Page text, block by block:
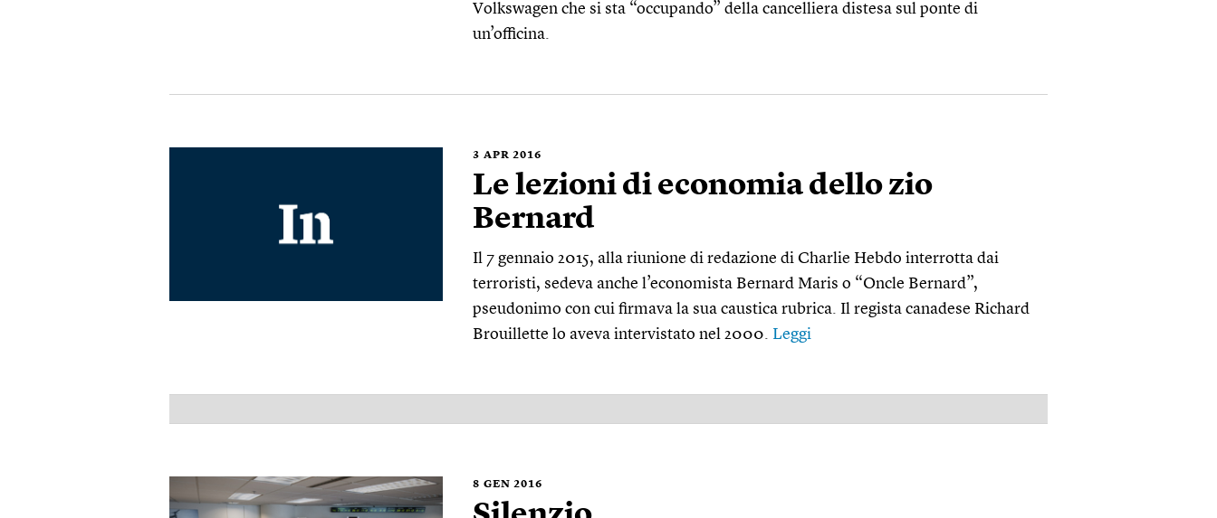
Volkswagen che si sta “occupando” della cancelliera distesa sul ponte di
un’officina.
3 APR 2016
Le lezioni di economia dello zio
Bernard
Il 7 gennaio 2015, alla riunione di redazione di Charlie Hebdo interrotta dai
terroristi, sedeva anche l’economista Bernard Maris o “Oncle Bernard”,
pseudonimo con cui firmava la sua caustica rubrica. Il regista canadese Richard
Brouillette lo aveva intervistato nel 2000. Leggi
8 GEN 2016